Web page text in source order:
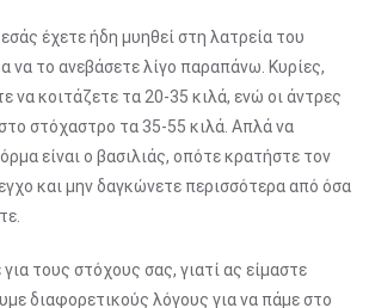
έχετε ήδη μυηθεί στη λατρεία του
να το ανεβάσετε λίγο παραπάνω. Κυρίες,
να κοιτάζετε τα 20-35 κιλά, ενώ οι άντρες
στόχαστρο τα 35-55 κιλά. Απλά να
είναι ο βασιλιάς, οπότε κρατήστε τον
και μην δαγκώνετε περισσότερα από όσα
τους στόχους σας, γιατί ας είμαστε
διαφορετικούς λόγους για να πάμε στο